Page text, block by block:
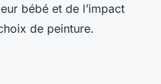
bébé et de l’impact
de peinture.